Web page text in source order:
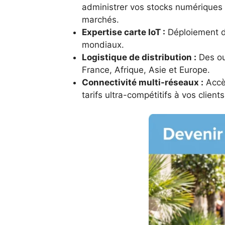
administrer vos stocks
marchés.
Expertise carte IoT : Déploiement
mondiaux.
Logistique de distribution : Des
France, Afrique, Asie et Europe.
Connectivité multi-réseaux :
tarifs ultra-compétitifs à vos